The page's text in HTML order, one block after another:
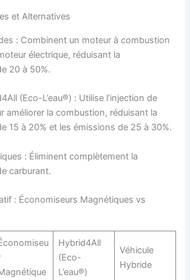
et Alternatives
: Combinent un moteur à combustion
électrique, réduisant la
20 à 50%.
(Eco-L’eau®) : Utilise l’injection de
améliorer la combustion, réduisant la
15 à 20% et les émissions de 25 à 30%.
: Éliminent complètement la
carburant.
: Économiseurs Magnétiques vs
Hybrid4All
(Eco-
L’eau®)
Véhicule
Hybride